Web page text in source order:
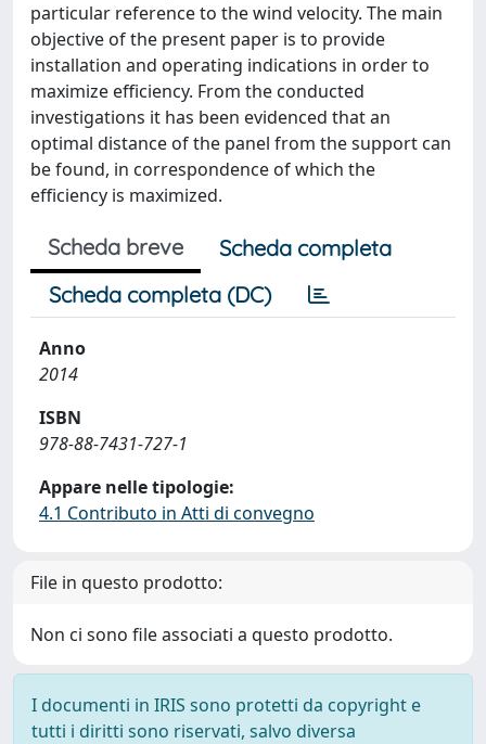
particular reference to the wind velocity. The main
objective of the present paper is to provide
installation and operating indications in order to
maximize efficiency. From the conducted
investigations it has been evidenced that an
optimal distance of the panel from the support can
be found, in correspondence of which the
efficiency is maximized.
Scheda breve
Scheda completa
Scheda completa (DC)
Anno
2014
ISBN
978-88-7431-727-1
Appare nelle tipologie:
4.1 Contributo in Atti di convegno
File in questo prodotto:
Non ci sono file associati a questo prodotto.
I documenti in IRIS sono protetti da copyright e
tutti i diritti sono riservati, salvo diversa